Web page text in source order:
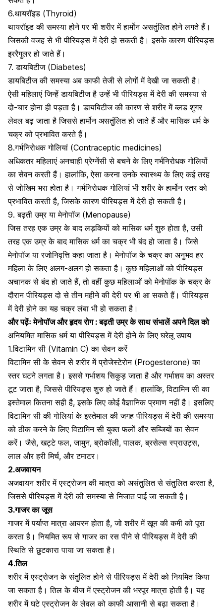
6.थायरॉइड (Thyroid)
थायरॉइड की समस्या होने पर भी शरीर में हार्मोन असतुंलित होने लगते हैं।
जिसकी वजह से भी पीरियड्स में देरी हो सकती है। इसके कारण पीरियड्स
इररैगुलर हो जाते हैं।
7. डायबिटीज (Diabetes)
डायबिटीज की समस्या अब काफी तेजी से लोगों में देखी जा सकती है।
ऐसी महिलाएं जिन्हें डायबिटीज है उन्हें भी पीरियड्स में देरी की समस्या से
दो-चार होना ही पड़ता है।डायबिटीज की कारण से शरीर मेंब्लड शुगर
लेवल बढ़ जाता है जिससे हार्मोन असतुंलित हो जाते हैं औरमासिक धर्म के
चक्रको प्रभावित करते हैं।
8.गर्भनिरोधक गोलियां (Contraceptic medicines)
अधिकतर महिलाएं अनचाही प्रेग्नेंसी से बचने के लिएगर्भनिरोधक गोलियों
का सेवनकरती हैं। हालांकि, ऐसा करना उनके स्वास्थ्य के लिए कई तरह
से जोखिम भरा होता है। गर्भनिरोधक गोलियां भी शरीर के हार्मोन स्तर को
प्रभावित करती है, जिसके कारण पीरियड्स में देरी हो सकती है।
9. बढ़ती उम्र या मेनोपॉज (Menopause)
जिस तरह एक उम्र के बाद लड़कियों को मासिक धर्म शुरु होता है, उसी
तरह एक उम्र के बाद मासिक धर्म का चक्र भी बंद हो जाता है। जिसे
मेनोपॉज या रजोनिवृत्ति कहा जाता है। मेनोपॉज के चक्र का अनुभव हर
महिला के लिए अलग-अलग हो सकता है। कुछ महिलाओं को पीरियड्स
अचानक से बंद हो जाते हैं, तो वहीं कुछ महिलाओं को मेनोपॉक के चक्र के
दौरान पीरियड्स दो से तीन महीने की देरी पर भी आ सकते हैं। पीरियड्स
में देरी होने का यह चक्र लंबा भी हो सकता है।
और पढ़ेंःमेनोपॉज और हृदय रोग : बढ़ती उम्र के साथ संभालें अपने दिल को
अनियमित मासिक धर्म या पीरियड्स में देरी होने के लिए घरेलू उपाय
1.विटामिन सी (Vitamin C) का सेवन करें
विटामिन सी के सेवन से शरीर मेंप्रोजेस्टेरोन (Progesterone) का
स्तरघटने लगता है। इससे गर्भाशय सिकुड़ जाता है और गर्भाशय का अस्तर
टूट जाता है, जिससे पीरियड्स शुरु हो जाते हैं। हालांकि,विटामिन सी का
इस्तेमाल कितना सही है, इसके लिए कोई वैज्ञानिक प्रमाण नहीं है। इसलिए
विटामिन सी की गोलियां के इस्तेमाल की जगह पीरियड्स में देरी की समस्या
को ठीक करने के लिए विटामिन सी युक्त फलों और सब्जियों का सेवन
करें। जैसे, खट्टे फल, जामुन,ब्रोकॉली,पालक, ब्रसेल्स स्प्राउट्स,
लाल और हरी मिर्च, औरटमाटर।
2.अजवायन
अजवायन शरीर में एस्ट्रोजन की मात्रा को असंतुलित से संतुलित करता है,
जिससे पीरियड्स में देरी की समस्या से निजात पाई जा सकती है।
3.गाजर का जूस
गाजर में पर्याप्त मात्रा आयरन होता है, जो शरीर में खून की कमी को पूरा
करता है। नियमित रूप सेगाजरका रस पीने से पीरियड्स में देरी की
स्थिति से छुटकारा पाया जा सकता है।
4.तिल
शरीर में एस्ट्रोजन के संतुलित होने से पीरियड्स में देरी को नियमित किया
जा सकता है।तिल के बीजमें एस्ट्रोजन की भरपूर मात्रा होती है। यह
शरीर में घटे एस्ट्रोजन के लेवल को काफी आसानी से बढ़ा सकता है।